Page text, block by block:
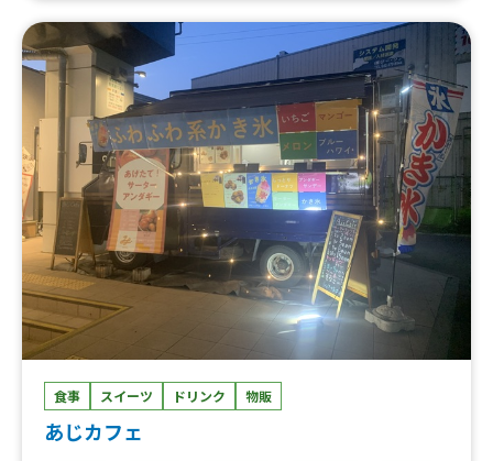
ュロス、やみつき豚丼、チキン南蛮丼、ロコモコ丼、ヤン
ニョムチキン丼、ルーロー飯、ビビンバそぼろ丼、ナスと
ピーマンの甘辛味噌炒め丼、坦々ご飯、油淋鶏丼
食事 スイーツ ドリンク 物販
あじカフェ